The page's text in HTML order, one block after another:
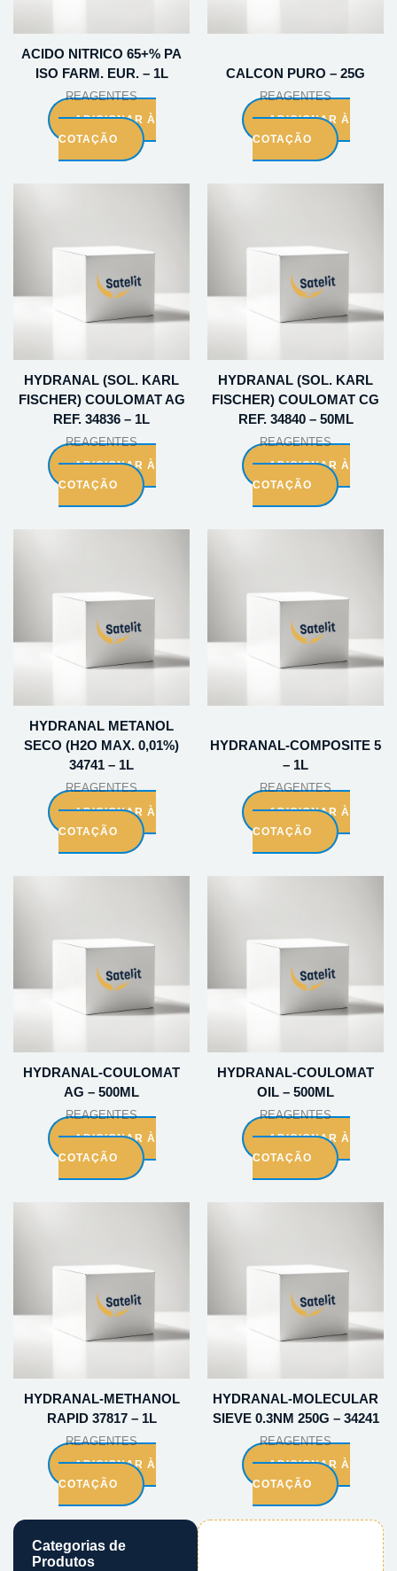
Categorias de
Produtos
ACIDO NITRICO 65+% PA
ISO FARM. EUR. – 1L
REAGENTES
ADICIONAR À
COTAÇÃO
CALCON PURO – 25G
REAGENTES
ADICIONAR À
COTAÇÃO
HYDRANAL (SOL. KARL
FISCHER) COULOMAT AG
REF. 34836 – 1L
REAGENTES
ADICIONAR À
COTAÇÃO
HYDRANAL (SOL. KARL
FISCHER) COULOMAT CG
REF. 34840 – 50ML
REAGENTES
ADICIONAR À
COTAÇÃO
HYDRANAL METANOL
SECO (H2O MAX. 0,01%)
34741 – 1L
REAGENTES
ADICIONAR À
COTAÇÃO
HYDRANAL-COMPOSITE 5
– 1L
REAGENTES
ADICIONAR À
COTAÇÃO
HYDRANAL-COULOMAT
AG – 500ML
REAGENTES
ADICIONAR À
COTAÇÃO
HYDRANAL-COULOMAT
OIL – 500ML
REAGENTES
ADICIONAR À
COTAÇÃO
HYDRANAL-METHANOL
RAPID 37817 – 1L
REAGENTES
ADICIONAR À
COTAÇÃO
HYDRANAL-MOLECULAR
SIEVE 0.3NM 250G – 34241
REAGENTES
ADICIONAR À
COTAÇÃO